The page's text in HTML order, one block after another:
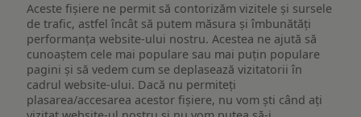
Aceste fișiere ne permit să contorizăm vizitele și sursele
de trafic, astfel încât să putem măsura și îmbunătăți
performanța website-ului nostru. Acestea ne ajută să
cunoaștem cele mai populare sau mai puțin populare
pagini și să vedem cum se deplasează vizitatorii în
cadrul website-ului. Dacă nu permiteți
plasarea/accesarea acestor fișiere, nu vom ști când ați